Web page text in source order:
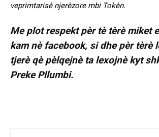
veprimtarisè njerèzore mbi Tokèn.
Me plot respekt pèr tè tèrè miket
kam nè facebook, si dhe pèr tèrè
tjerè qè pèlqejnè ta lexojnè kyt
Preke Pllumbi.